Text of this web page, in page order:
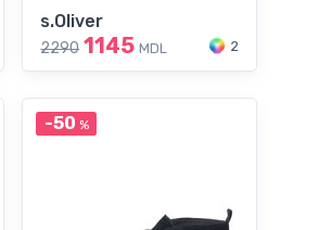
s.Oliver
2290 1145 MDL 2
-50 %